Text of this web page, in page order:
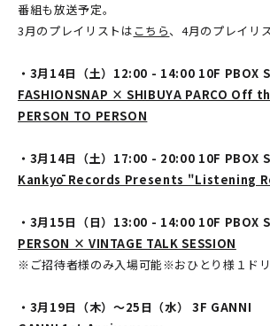
番組も放送予定。
3月のプレイリストは こちら、4月のプレイリ
・3月14日（土）12:00 - 14:00 10F PBOX
FASHIONSNAP × SHIBUYA PARCO Off
PERSON TO PERSON
・3月14日（土）17:00 - 20:00 10F PBOX
Kankyō Records Presents "Listening
・3月15日（日）13:00 - 14:00 10F PBOX
PERSON × VINTAGE TALK SESSION
※ご招待者様のみ入場可能※おひとり様１ド
・3月19日（木）～25日（水） 3F GANNI